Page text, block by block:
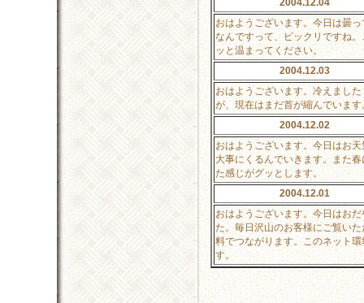
2004.12.04
おはようございます。今日は曇
なんですって、ビックリですね
ッと温まってください。
2004.12.03
おはようございます。冷えまし
が、現在はまだ首が縮んでいま
2004.12.02
おはようございます。今日はお
大事にくるんでいきます。また
た感じがグッとします。
2004.12.01
おはようございます。今日はお
た。毎日沢山のお客様にご覧い
料でつながります。このネット
す。